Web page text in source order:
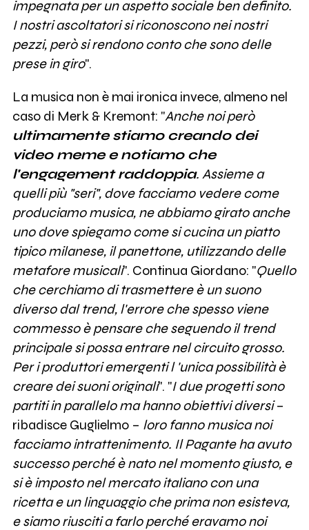
impegnata per un aspetto sociale ben definito.
I nostri ascoltatori si riconoscono nei nostri
pezzi, però si rendono conto che sono delle
prese in giro".
La musica non è mai ironica invece, almeno nel
caso di Merk & Kremont: "Anche noi però
ultimamente stiamo creando dei
video meme e notiamo che
l'engagement raddoppia. Assieme a
quelli più "seri", dove facciamo vedere come
produciamo musica, ne abbiamo girato anche
uno dove spiegamo come si cucina un piatto
tipico milanese, il panettone, utilizzando delle
metafore musicali". Continua Giordano: "Quello
che cerchiamo di trasmettere è un suono
diverso dal trend, l'errore che spesso viene
commesso è pensare che seguendo il trend
principale si possa entrare nel circuito grosso.
Per i produttori emergenti l 'unica possibilità è
creare dei suoni originali". "I due progetti sono
partiti in parallelo ma hanno obiettivi diversi–
ribadisce Guglielmo – loro fanno musica noi
facciamo intrattenimento. Il Pagante ha avuto
successo perché è nato nel momento giusto, e
si è imposto nel mercato italiano con una
ricetta e un linguaggio che prima non esisteva,
e siamo riusciti a farlo perché eravamo noi